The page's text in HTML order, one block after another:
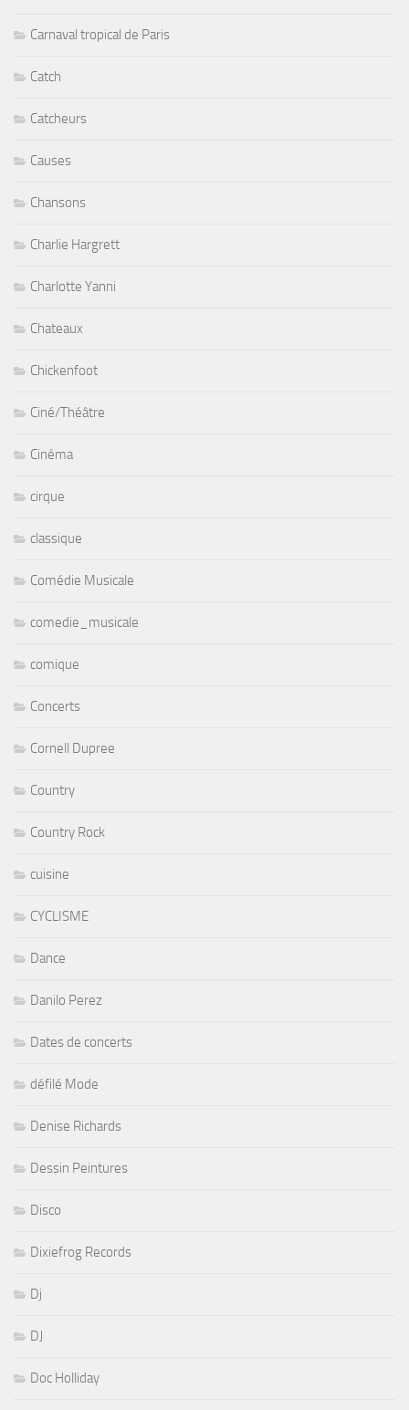
Carnaval tropical de Paris
Catch
Catcheurs
Causes
Chansons
Charlie Hargrett
Charlotte Yanni
Chateaux
Chickenfoot
Ciné/Théâtre
Cinéma
cirque
classique
Comédie Musicale
comedie_musicale
comique
Concerts
Cornell Dupree
Country
Country Rock
cuisine
CYCLISME
Dance
Danilo Perez
Dates de concerts
défilé Mode
Denise Richards
Dessin Peintures
Disco
Dixiefrog Records
Dj
DJ
Doc Holliday